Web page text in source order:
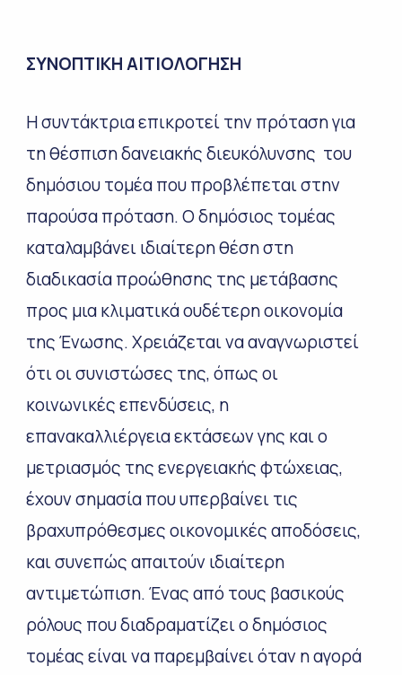
ΣΥΝΟΠΤΙΚΗ ΑΙΤΙΟΛΟΓΗΣΗ
Η συντάκτρια επικροτεί την πρόταση για
τη θέσπιση δανειακής διευκόλυνσης του
δημόσιου τομέα που προβλέπεται στην
παρούσα πρόταση. Ο δημόσιος τομέας
καταλαμβάνει ιδιαίτερη θέση στη
διαδικασία προώθησης της μετάβασης
προς μια κλιματικά ουδέτερη οικονομία
της Ένωσης. Χρειάζεται να αναγνωριστεί
ότι οι συνιστώσες της, όπως οι
κοινωνικές επενδύσεις, η
επανακαλλιέργεια εκτάσεων γης και ο
μετριασμός της ενεργειακής φτώχειας,
έχουν σημασία που υπερβαίνει τις
βραχυπρόθεσμες οικονομικές αποδόσεις,
και συνεπώς απαιτούν ιδιαίτερη
αντιμετώπιση. Ένας από τους βασικούς
ρόλους που διαδραματίζει ο δημόσιος
τομέας είναι να παρεμβαίνει όταν η αγορά